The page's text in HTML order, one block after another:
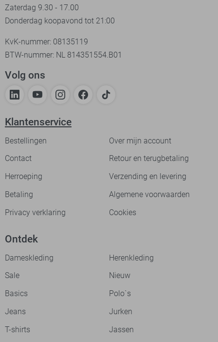
Zaterdag 9.30 - 17.00
Donderdag koopavond tot 21:00
KvK-nummer: 08135119
BTW-nummer: NL 814351554.B01
Volg ons
Klantenservice
Bestellingen
Over mijn account
Contact
Retour en terugbetaling
Herroeping
Verzending en levering
Betaling
Algemene voorwaarden
Privacy verklaring
Cookies
Ontdek
Dameskleding
Herenkleding
Sale
Nieuw
Basics
Polo`s
Jeans
Jurken
T-shirts
Jassen